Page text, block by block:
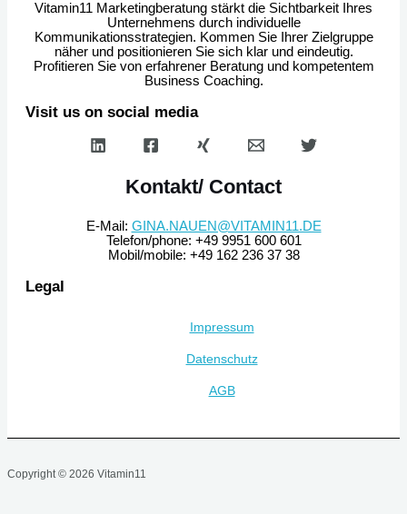
Vitamin11 Marketingberatung stärkt die Sichtbarkeit Ihres
Unternehmens durch individuelle
Kommunikationsstrategien. Kommen Sie Ihrer Zielgruppe
näher und positionieren Sie sich klar und eindeutig.
Profitieren Sie von erfahrener Beratung und kompetentem
Business Coaching.
Visit us on social media
Kontakt/ Contact
E-Mail: GINA.NAUEN@VITAMIN11.DE
Telefon/phone: +49 9951 600 601
Mobil/mobile: +49 162 236 37 38
Legal
Impressum
Datenschutz
AGB
Copyright © 2026 Vitamin11